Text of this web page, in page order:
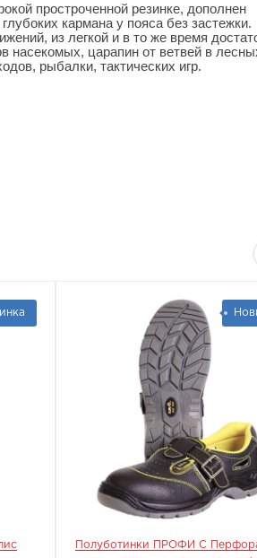
простроченной резинке, дополнен
кармана у пояса без застежки.
из легкой и в то же время
насекомых, царапин от ветвей в
рыбалки, тактических игр.
Полуботинки ПРОФИ С